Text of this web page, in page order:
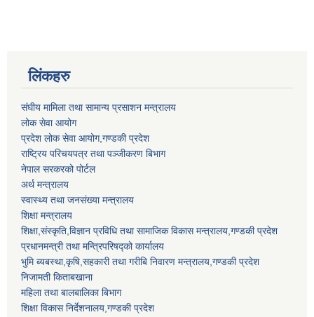
लिंकहरु
संघीय मामिला तथा सामान्य प्रसाशन मन्त्रालय
लोक सेवा आयोग
प्रदेश लोक सेवा आयोग,गण्डकी प्रदेश
राष्ट्रिय परिचयपत्र तथा पञ्जीकरण बिभाग
नेपाल सरकरको पोर्टल
अर्थ मन्त्रालय
स्वास्थ्य तथा जनसंख्या मन्त्रालय
शिक्षा मन्त्रालय
शिक्षा,संस्कृति,विज्ञान प्रविधि तथा सामाजिक विकास मन्त्रालय,गण्डकी प्रदेश
प्रधानमन्त्री तथा मन्त्रिपरिषद्को कार्यालय
भुमि ब्यबस्था,कृषि,सहकारी तथा गरीबि निवारण मन्त्रालय,गण्डकी प्रदेश
निजामती किताबखाना
महिला तथा बालबालिका बिभाग
शिक्षा विकास निर्देशनालय,गण्डकी प्रदेश